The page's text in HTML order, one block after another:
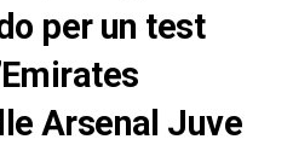
per un test
Arsenal Juve